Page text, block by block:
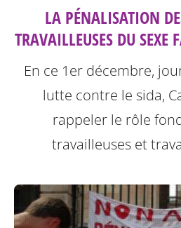
LA PÉNALISATION
TRAVAILLEUSES DU SEXE
En ce 1er décembre,
lutte contre le sida,
rappeler le rôle
travailleuses et